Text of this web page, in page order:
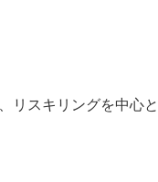
リスキリングを中心と